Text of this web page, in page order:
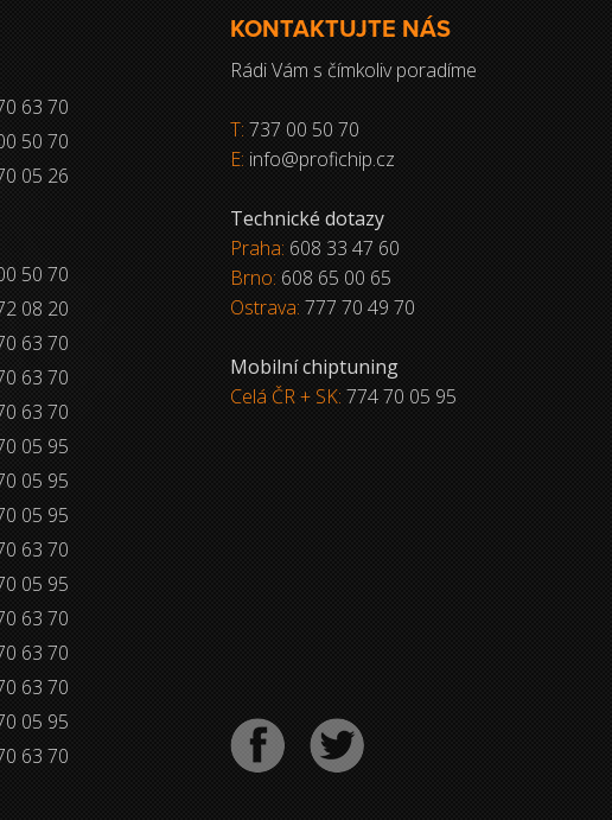
63 70
50 70
05 26
50 70
08 20
63 70
63 70
63 70
05 95
05 95
05 95
63 70
05 95
63 70
63 70
63 70
05 95
63 70
KONTAKTUJTE NÁS
Rádi Vám s čímkoliv poradíme
T: 737 00 50 70
E: info@profichip.cz
Technické dotazy
Praha: 608 33 47 60
Brno: 608 65 00 65
Ostrava: 777 70 49 70
Mobilní chiptuning
Celá ČR + SK: 774 70 05 95